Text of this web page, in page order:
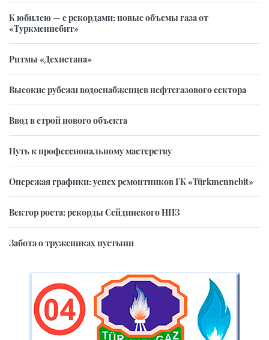
К юбилею — с рекордами: новые объемы газа от
«Туркменнебит»
Ритмы «Дехистана»
Высокие рубежи водоснабженцев нефтегазового сектора
Ввод в строй нового объекта
Путь к профессиональному мастерству
Опережая графики: успех ремонтников ГК «Türkmennebit»
Вектор роста: рекорды Сейдинского НПЗ
Забота о тружениках пустыни